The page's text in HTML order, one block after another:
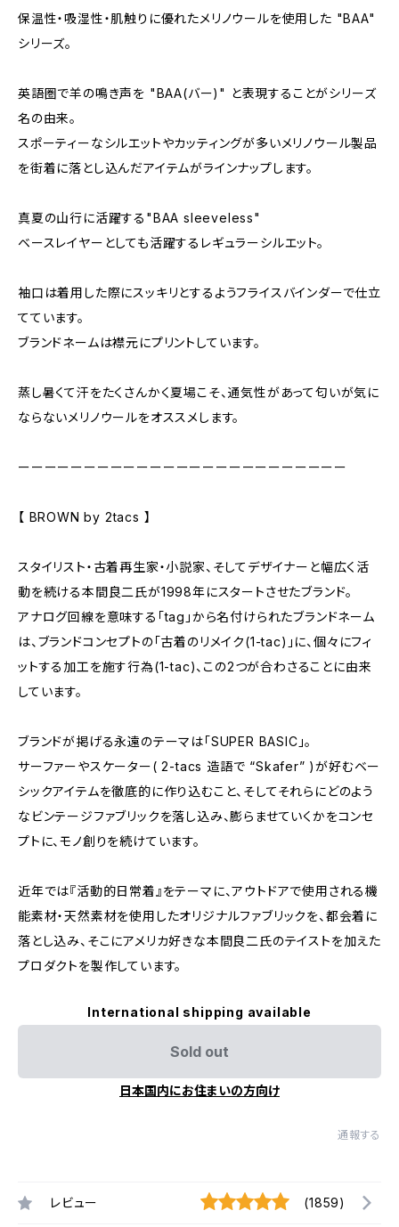
保温性・吸湿性・肌触りに優れたメリノウールを使用した "BAA"
シリーズ。
英語圏で羊の鳴き声を "BAA(バー)" と表現することがシリーズ
名の由来。
スポーティーなシルエットやカッティングが多いメリノウール製品
を街着に落とし込んだアイテムがラインナップします。
真夏の山行に活躍する"BAA sleeveless"
ベースレイヤーとしても活躍するレギュラーシルエット。
袖口は着用した際にスッキリとするようフライスバインダーで仕立
てています。
ブランドネームは襟元にプリントしています。
蒸し暑くて汗をたくさんかく夏場こそ、通気性があって匂いが気に
ならないメリノウールをオススメします。
ーーーーーーーーーーーーーーーーーーーーーーーーー
【 BROWN by 2tacs 】
スタイリスト・古着再生家・小説家、そしてデザイナーと幅広く活
動を続ける本間良二氏が1998年にスタートさせたブランド。
アナログ回線を意味する「tag」から名付けられたブランドネーム
は、ブランドコンセプトの「古着のリメイク(1-tac)」に、個々にフィ
ットする加工を施す行為(1-tac)、この2つが合わさることに由来
しています。
ブランドが掲げる永遠のテーマは「SUPER BASIC」。
サーファーやスケーター( 2-tacs 造語で “Skafer” )が好むベー
シックアイテムを徹底的に作り込むこと、そしてそれらにどのよう
なビンテージファブリックを落し込み、膨らませていくかをコンセ
プトに、モノ創りを続けています。
近年では『活動的日常着』をテーマに、アウトドアで使用される機
能素材・天然素材を使用したオリジナルファブリックを、都会着に
落とし込み、そこにアメリカ好きな本間良二氏のテイストを加えた
プロダクトを製作しています。
International shipping available
Sold out
日本国内にお住まいの方向け
通報する
レビュー (1859)